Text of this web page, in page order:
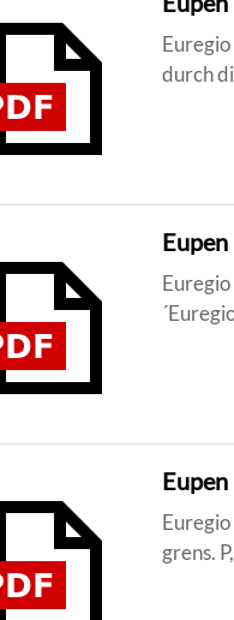
durch
Eupen
Eupen
grens.